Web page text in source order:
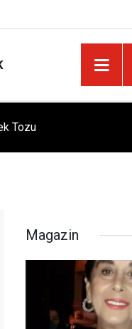
Tozu
Magazin